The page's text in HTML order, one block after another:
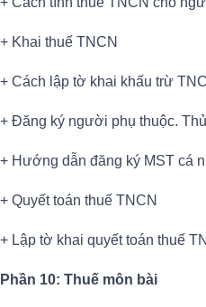
+ Khai thuế TNCN
+ Cách lập tờ khai khấu trừ
+ Đăng ký người phụ thuộc.
+ Hướng dẫn đăng ký MST cá
+ Quyết toán thuế TNCN
+ Lập tờ khai quyết toán thuế
Phần 10: Thuế môn bài